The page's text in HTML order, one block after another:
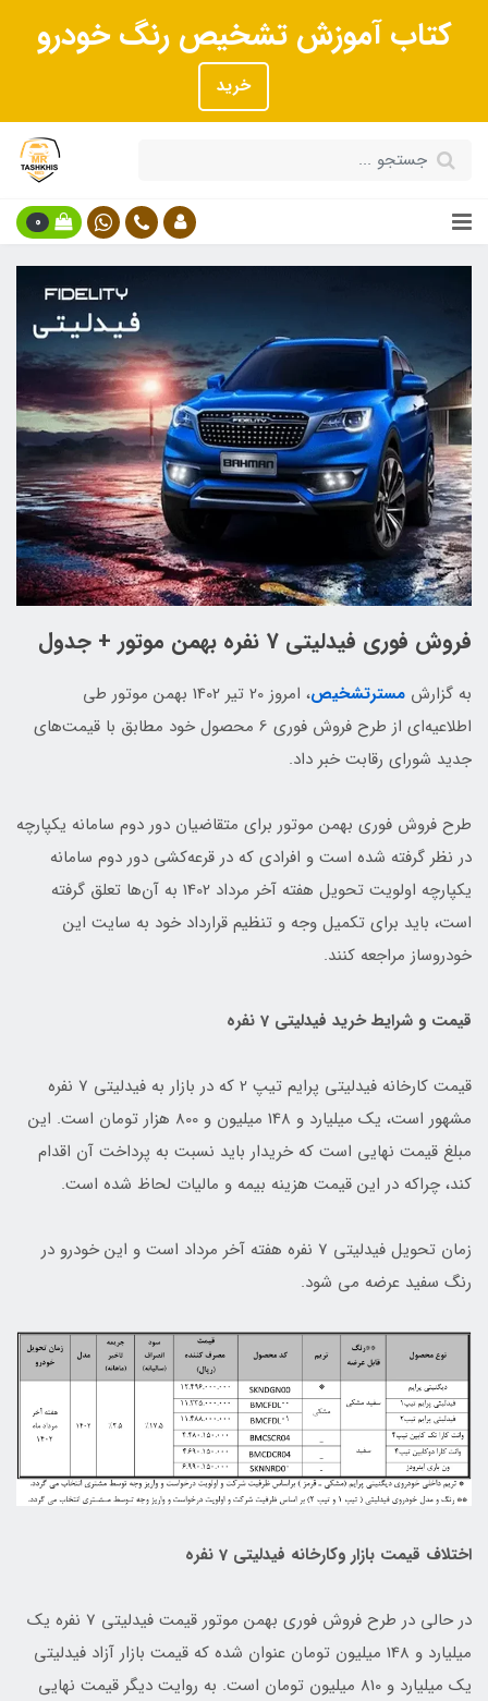
کتاب آموزش تشخیص رنگ خودرو
خرید
0
فروش فوری فیدلیتی 7 نفره بهمن موتور + جدول
به گزارش مسترتشخیص
، امروز 20 تیر 1402 بهمن موتور طی
اطلاعیه‌‎ای از طرح فروش فوری 6 محصول خود مطابق با قیمت‌های
جدید شورای رقابت خبر داد.
طرح فروش فوری بهمن موتور برای متقاضیان دور‌ دوم سامانه یکپارچه
در نظر گرفته شده است و افرادی که در قرعه‌کشی دور‌ دوم سامانه
یکپارچه اولویت تحویل هفته‌ آخر مرداد 1402 به آن‌ها تعلق گرفته
است، باید برای تکمیل وجه و تنظیم قرارداد خود به سایت این
خودروساز مراجعه کنند.
قیمت و شرایط خرید فیدلیتی 7 نفره
قیمت کارخانه فیدلیتی پرایم تیپ 2 که در بازار به فیدلیتی 7 نفره
مشهور است، یک میلیارد و 148 میلیون و 800 هزار تومان است. این
مبلغ‌ قیمت نهایی است که خریدار باید نسبت به پرداخت آن اقدام
کند، چراکه در این قیمت هزینه بیمه و مالیات لحاظ شده است.
زمان تحویل فیدلیتی 7 نفره هفته آخر مرداد است و این خودرو در
رنگ سفید عرضه می شود.
اختلاف قیمت بازار وکارخانه فیدلیتی 7 نفره
در حالی در طرح فروش فوری بهمن موتور قیمت فیدلیتی 7 نفره یک
میلیارد و 148 میلیون تومان عنوان شده که قیمت بازار آزاد فیدلیتی
یک میلیارد و 810 میلیون تومان است. به روایت دیگر قیمت نهایی